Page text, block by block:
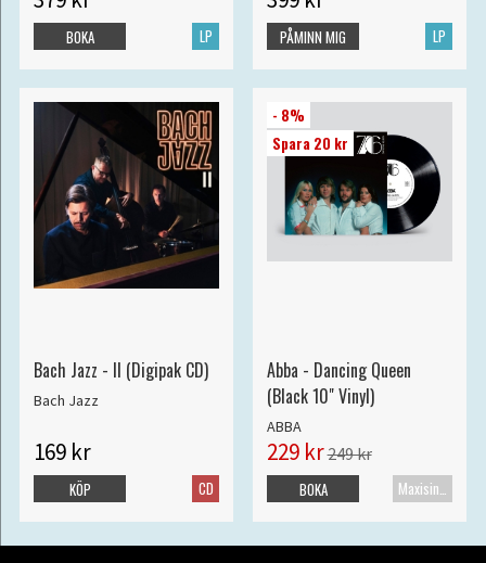
LP
BOKA LP
PÅMINN MIG
Bach Jazz - II (Digipak CD)
Bach Jazz
169 kr
CD
KÖP
- 8%
Spara 20 kr
Abba - Dancing Queen
(Black 10" Vinyl)
ABBA
229 kr249 kr
Maxisingel
BOKA